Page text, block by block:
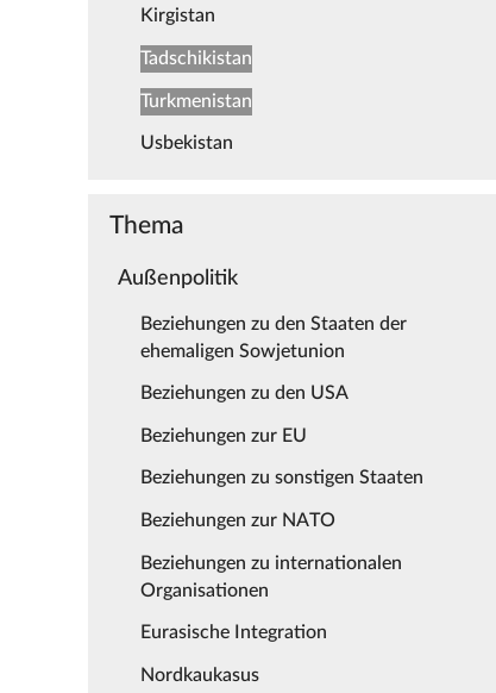
Kirgistan
Tadschikistan
Turkmenistan
Usbekistan
Thema
Außenpolitik
Beziehungen zu den Staaten der
ehemaligen Sowjetunion
Beziehungen zu den USA
Beziehungen zur EU
Beziehungen zu sonstigen Staaten
Beziehungen zur NATO
Beziehungen zu internationalen
Organisationen
Eurasische Integration
Nordkaukasus